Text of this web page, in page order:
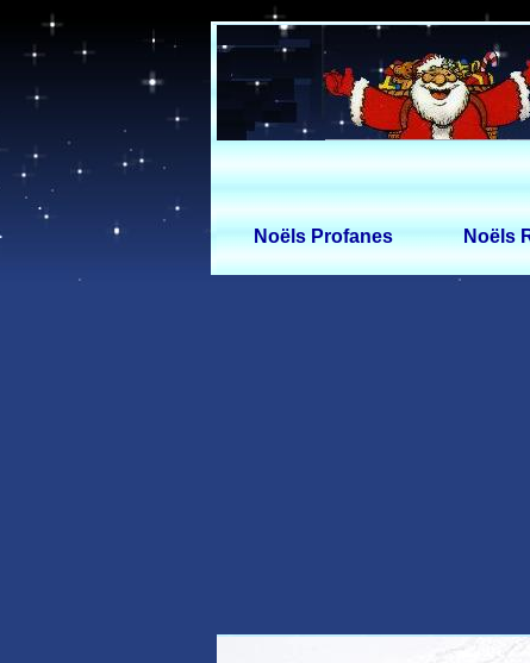
Noëls Profanes Noëls